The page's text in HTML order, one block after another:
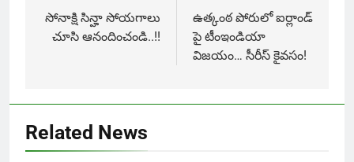
navigation
సోనాక్షి సిన్హా సోయగాలు
చూసి ఆనందించండి..!!
ఉత్కంఠ పోరులో ఐర్లాండ్
పై టీంఇండియా
విజయం… సీరీస్ కైవసం!
Related News